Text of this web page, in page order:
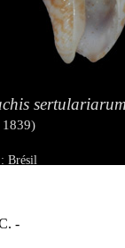
: Brésil
-